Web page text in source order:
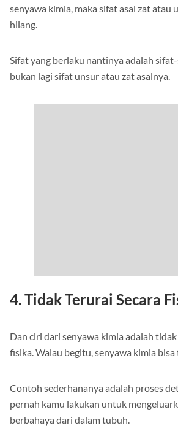
senyawa kimia, maka sifat asal zat atau
hilang.
Sifat yang berlaku nantinya adalah
bukan lagi sifat unsur atau zat asalnya.
4. Tidak Terurai Secara
Dan ciri dari senyawa kimia adalah
fisika. Walau begitu, senyawa kimia
Contoh sederhananya adalah proses
pernah kamu lakukan untuk
berbahaya dari dalam tubuh.